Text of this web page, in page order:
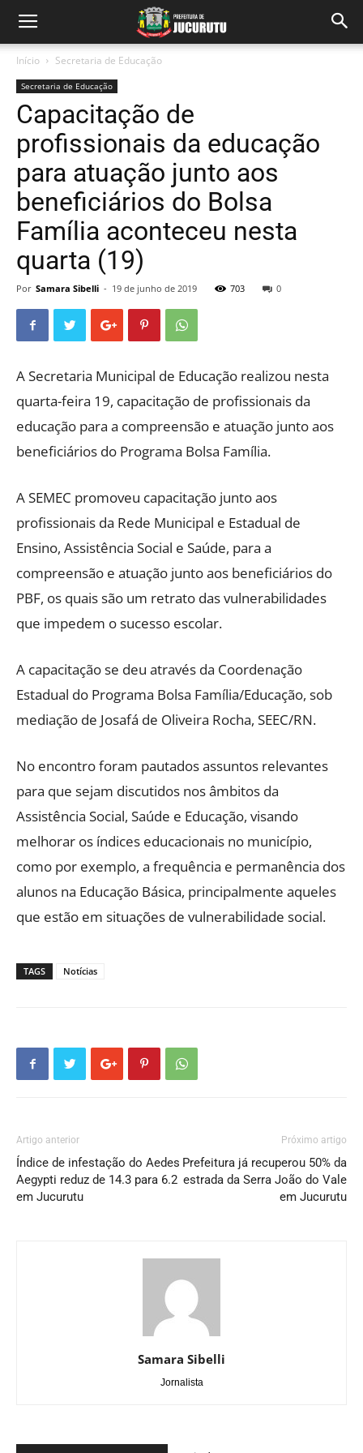
Início Secretaria de Educação
Secretaria de Educação
Capacitação de
profissionais da educação
para atuação junto aos
beneficiários do Bolsa
Família aconteceu nesta
quarta (19)
Por Samara Sibelli - 19 de junho de 2019 703 0
A Secretaria Municipal de Educação realizou nesta
quarta-feira 19, capacitação de profissionais da
educação para a compreensão e atuação junto aos
beneficiários do Programa Bolsa Família.
A SEMEC promoveu capacitação junto aos
profissionais da Rede Municipal e Estadual de
Ensino, Assistência Social e Saúde, para a
compreensão e atuação junto aos beneficiários do
PBF, os quais são um retrato das vulnerabilidades
que impedem o sucesso escolar.
A capacitação se deu através da Coordenação
Estadual do Programa Bolsa Família/Educação, sob
mediação de Josafá de Oliveira Rocha, SEEC/RN.
No encontro foram pautados assuntos relevantes
para que sejam discutidos nos âmbitos da
Assistência Social, Saúde e Educação, visando
melhorar os índices educacionais no município,
como por exemplo, a frequência e permanência dos
alunos na Educação Básica, principalmente aqueles
que estão em situações de vulnerabilidade social.
TAGS Notícias
Artigo anterior
Índice de infestação do Aedes
Aegypti reduz de 14.3 para 6.2
em Jucurutu
Próximo artigo
Prefeitura já recuperou 50% da
estrada da Serra João do Vale
em Jucurutu
Samara Sibelli
Jornalista